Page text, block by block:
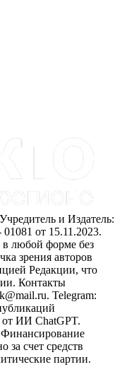
и Издатель:
от 15.11.2023.
в любой форме без
зрения авторов
Редакции, что
Контакты
Telegram:
от ИИ ChatGPT.
за счет средств
партии.